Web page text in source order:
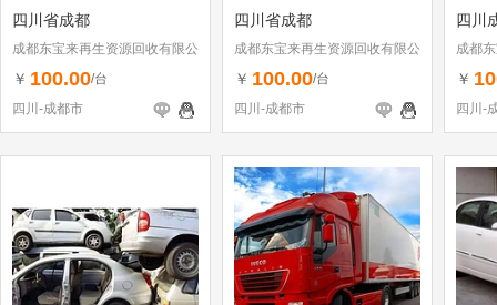
四川省成都
成都东宝来再生资源回收有限公
司
￥ 100.00/台
四川-成都市
四川省成都
成都东宝来再生资源回收有限公
司
￥ 100.00/台
四川-成都市
四川
成都
司
￥
四川-